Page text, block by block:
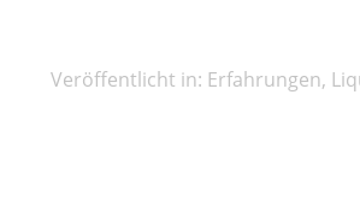
Veröffentlicht in: Erfahrungen,